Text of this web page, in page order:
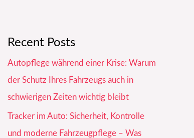
Recent Posts
Autopflege während einer Krise: Warum
der Schutz Ihres Fahrzeugs auch in
schwierigen Zeiten wichtig bleibt
Tracker im Auto: Sicherheit, Kontrolle
und moderne Fahrzeugpflege – Was